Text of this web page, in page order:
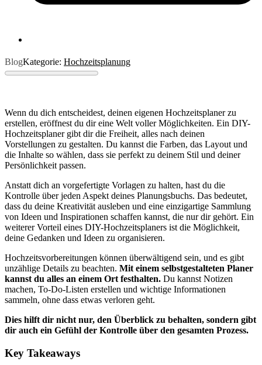
BlogKategorie: Hochzeitsplanung
Wenn du dich entscheidest, deinen eigenen Hochzeitsplaner zu
erstellen, eröffnest du dir eine Welt voller Möglichkeiten. Ein DIY-
Hochzeitsplaner gibt dir die Freiheit, alles nach deinen
Vorstellungen zu gestalten. Du kannst die Farben, das Layout und
die Inhalte so wählen, dass sie perfekt zu deinem Stil und deiner
Persönlichkeit passen.
Anstatt dich an vorgefertigte Vorlagen zu halten, hast du die
Kontrolle über jeden Aspekt deines Planungsbuchs. Das bedeutet,
dass du deine Kreativität ausleben und eine einzigartige Sammlung
von Ideen und Inspirationen schaffen kannst, die nur dir gehört. Ein
weiterer Vorteil eines DIY-Hochzeitsplaners ist die Möglichkeit,
deine Gedanken und Ideen zu organisieren.
Hochzeitsvorbereitungen können überwältigend sein, und es gibt
unzählige Details zu beachten. Mit einem selbstgestalteten Planer
kannst du alles an einem Ort festhalten. Du kannst Notizen
machen, To-Do-Listen erstellen und wichtige Informationen
sammeln, ohne dass etwas verloren geht.
Dies hilft dir nicht nur, den Überblick zu behalten, sondern gibt
dir auch ein Gefühl der Kontrolle über den gesamten Prozess.
Key Takeaways